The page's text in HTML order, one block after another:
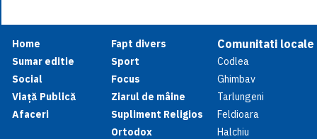
Home
Sumar editie
Social
Viață Publică
Afaceri
Fapt divers
Sport
Focus
Ziarul de mâine
Supliment Religios
Ortodox
Comunitati locale
Codlea
Ghimbav
Tarlungeni
Feldioara
Halchiu